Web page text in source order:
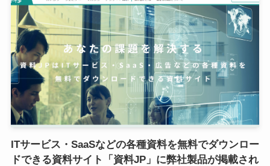
ITサービス・SaaSなどの各種資料を無料でダウンロー
ドできる資料サイト「資料JP」に弊社製品が掲載され